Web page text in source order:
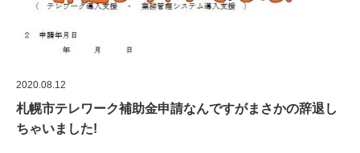
2020.08.12
札幌市テレワーク補助金申請なんですがまさかの辞退し
ちゃいました!